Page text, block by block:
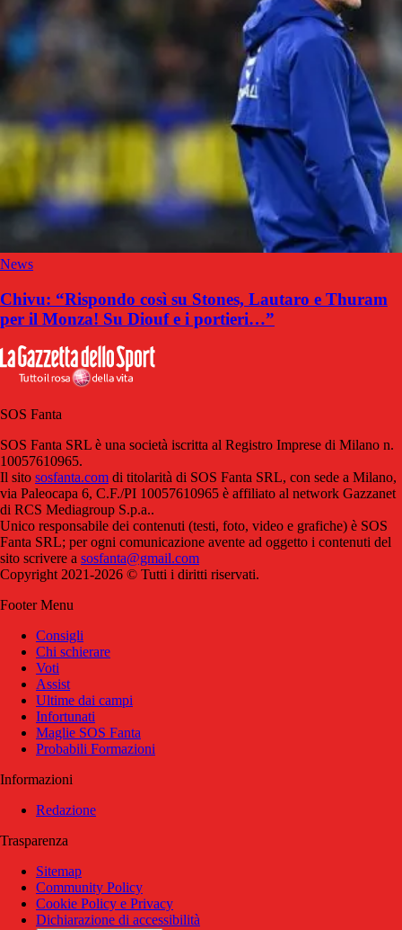
News
Chivu: “Rispondo così su Stones, Lautaro e Thuram
per il Monza! Su Diouf e i portieri…”
SOS Fanta
SOS Fanta SRL è una società iscritta al Registro Imprese di Milano n.
10057610965.
Il sito sosfanta.com di titolarità di SOS Fanta SRL, con sede a Milano,
via Paleocapa 6, C.F./PI 10057610965 è affiliato al network Gazzanet
di RCS Mediagroup S.p.a..
Unico responsabile dei contenuti (testi, foto, video e grafiche) è SOS
Fanta SRL; per ogni comunicazione avente ad oggetto i contenuti del
sito scrivere a sosfanta@gmail.com
Copyright 2021-2026 © Tutti i diritti riservati.
Footer Menu
Consigli
Chi schierare
Voti
Assist
Ultime dai campi
Infortunati
Maglie SOS Fanta
Probabili Formazioni
Informazioni
Redazione
Trasparenza
Sitemap
Community Policy
Cookie Policy e Privacy
Dichiarazione di accessibilità